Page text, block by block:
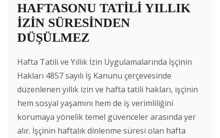
HAFTASONU TATİLİ YILLIK
İZİN SÜRESİNDEN
DÜŞÜLMEZ
Hafta Tatili ve Yıllık İzin Uygulamalarında İşçinin
Hakları 4857 sayılı İş Kanunu çerçevesinde
düzenlenen yıllık izin ve hafta tatili hakları, işçinin
hem sosyal yaşamını hem de iş verimliliğini
korumaya yönelik temel güvenceler arasında yer
alır. İşçinin haftalık dinlenme süresi olan hafta